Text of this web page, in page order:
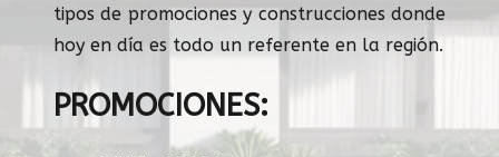
tipos de promociones y construcciones donde
hoy en día es todo un referente en la región.
PROMOCIONES: